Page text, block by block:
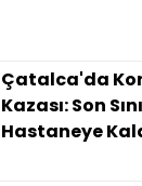
Çatalca'da
Kazası: Son
Hastaneye